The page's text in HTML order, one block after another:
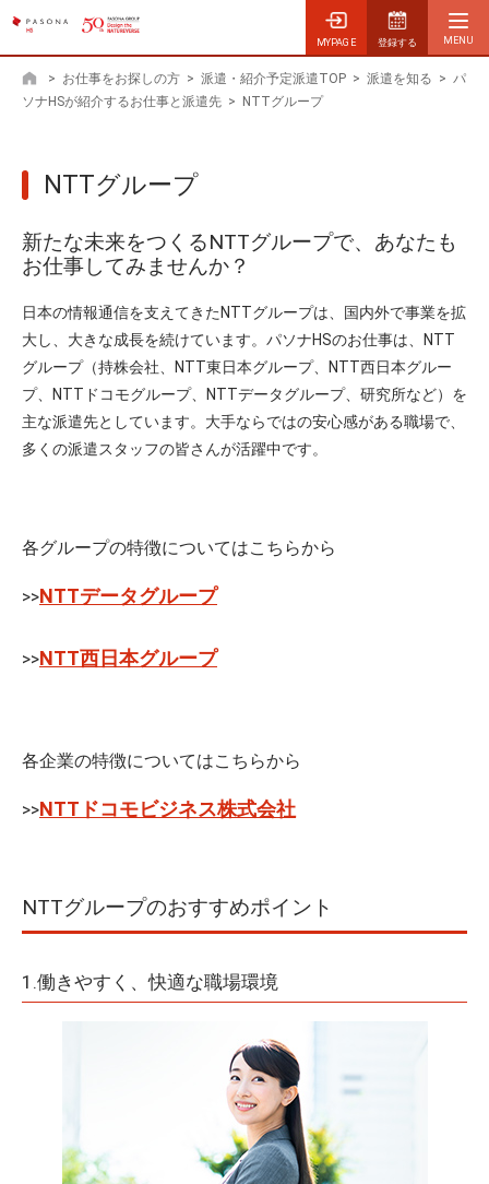
MYPAGE 登録する
ホーム
> お仕事をお探しの方 > 派遣・紹介予定派遣TOP > 派遣を知る > パ
ソナHSが紹介するお仕事と派遣先 > NTTグループ
NTTグループ
新たな未来をつくるNTTグループで、あなたも
お仕事してみませんか？
日本の情報通信を支えてきたNTTグループは、国内外で事業を拡
大し、大きな成長を続けています。パソナHSのお仕事は、NTT
グループ（持株会社、NTT東日本グループ、NTT西日本グルー
プ、NTTドコモグループ、NTTデータグループ、研究所など）を
主な派遣先としています。大手ならではの安心感がある職場で、
多くの派遣スタッフの皆さんが活躍中です。
各グループの特徴についてはこちらから
>>NTTデータグループ
>>NTT西日本グループ
各企業の特徴についてはこちらから
>>NTTドコモビジネス株式会社
NTTグループのおすすめポイント
1.働きやすく、快適な職場環境